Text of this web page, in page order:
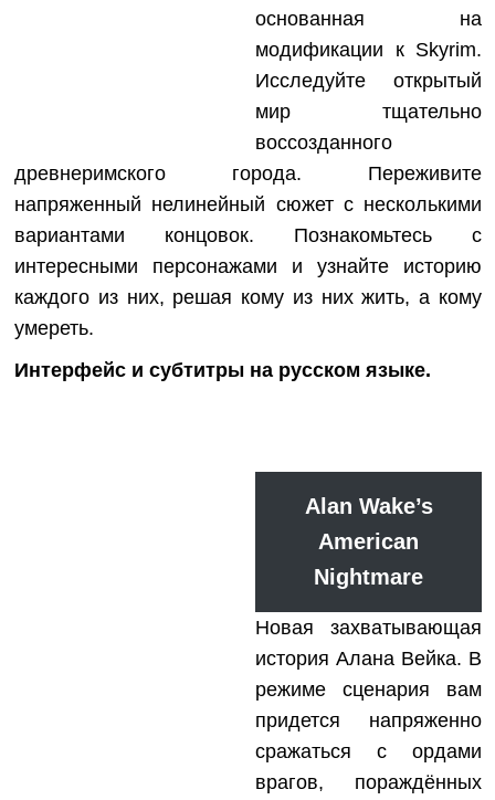
основанная на
модификации к Skyrim.
Исследуйте открытый
мир тщательно
воссозданного
древнеримского города. Переживите
напряженный нелинейный сюжет с несколькими
вариантами концовок. Познакомьтесь с
интересными персонажами и узнайте историю
каждого из них, решая кому из них жить, а кому
умереть.
Интерфейс и субтитры на русском языке.
Alan Wake’s
American
Nightmare
Новая захватывающая
история Алана Вейка. В
режиме сценария вам
придется напряженно
сражаться с ордами
врагов, пораждённых